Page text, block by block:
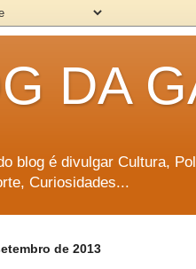
DA
blog é divulgar Cultura,
Curiosidades...
de 2013